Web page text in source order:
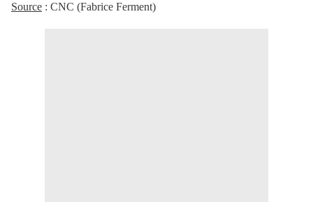
Source : CNC (Fabrice Ferment)